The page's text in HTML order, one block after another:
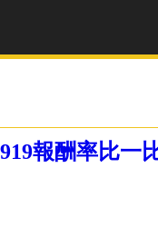
報酬率比一